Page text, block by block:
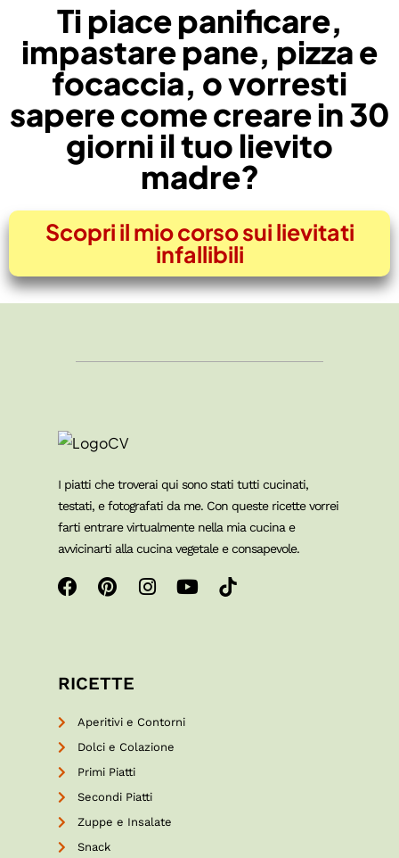
Ti piace panificare,
impastare pane, pizza e
focaccia, o vorresti
sapere come creare in 30
giorni il tuo lievito
madre?
Scopri il mio corso sui lievitati
infallibili
I piatti che troverai qui sono stati tutti cucinati,
testati, e fotografati da me. Con queste ricette vorrei
farti entrare virtualmente nella mia cucina e
avvicinarti alla cucina vegetale e consapevole.
RICETTE
Aperitivi e Contorni
Dolci e Colazione
Primi Piatti
Secondi Piatti
Zuppe e Insalate
Snack